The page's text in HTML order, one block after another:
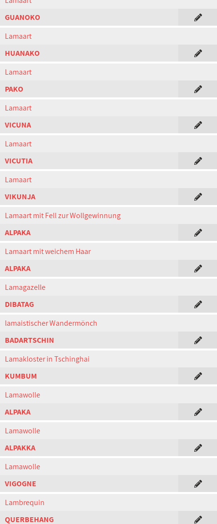
GUANOKO
Lamaart
HUANAKO
Lamaart
PAKO
Lamaart
VICUNA
Lamaart
VICUTIA
Lamaart
VIKUNJA
Lamaart mit Fell zur Wollgewinnung
ALPAKA
Lamaart mit weichem Haar
ALPAKA
Lamagazelle
DIBATAG
lamaistischer Wandermönch
BADARTSCHIN
Lamakloster in Tschinghai
KUMBUM
Lamawolle
ALPAKA
Lamawolle
ALPAKKA
Lamawolle
VIGOGNE
Lambrequin
QUERBEHANG